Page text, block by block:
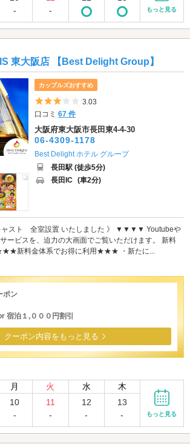
-
-
もっと見る
東大阪店 【Best Delight Group】
カップルズおすすめ
5つ星のうち3
3.03
口コミ67 件
大阪府東大阪市長田東4-4-30
06-4309-1178
Best Delight ホテル グループ
長田駅 (徒歩5分)
長田IC (車2分)
スト 全室設置 いたしました 》 ▼▼▼▼ Youtubeや
ービスを、迫力の大画面でご覧いただけます。 新料
新料金体系でお得に利用★★★ ・新たに...
ポン
宿泊１,０００円割引
クーポン内容をもっと見る
月 火 水 木
10
-
11
-
12
-
13
-
もっと見る